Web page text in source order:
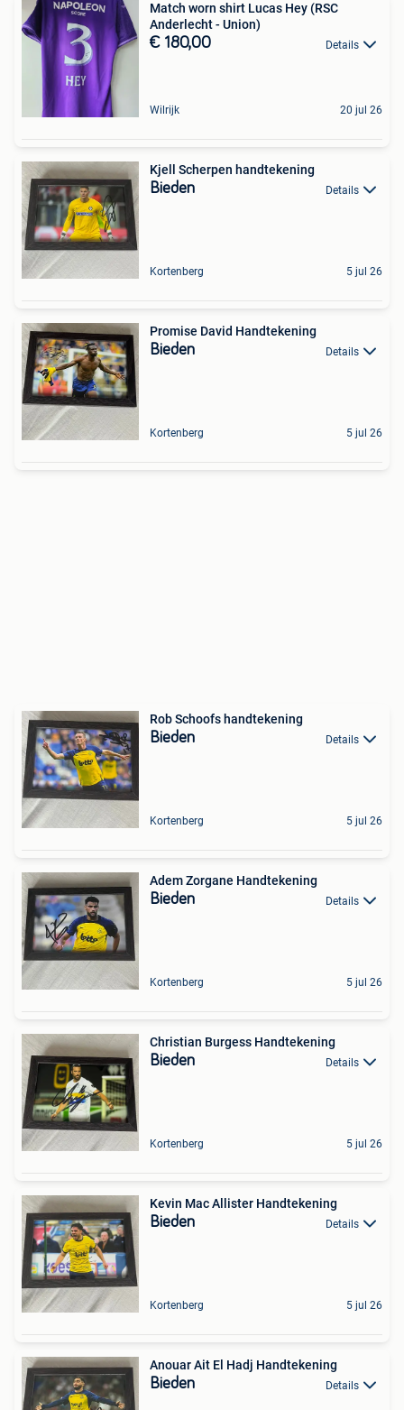
Match worn shirt Lucas Hey (RSC
Anderlecht - Union)
€ 180,00 Details
Wilrijk 20 jul 26
Kjell Scherpen handtekening
Bieden Details
Kortenberg 5 jul 26
Promise David Handtekening
Bieden Details
Kortenberg 5 jul 26
Rob Schoofs handtekening
Bieden Details
Kortenberg 5 jul 26
Adem Zorgane Handtekening
Bieden Details
Kortenberg 5 jul 26
Christian Burgess Handtekening
Bieden Details
Kortenberg 5 jul 26
Kevin Mac Allister Handtekening
Bieden Details
Kortenberg 5 jul 26
Anouar Ait El Hadj Handtekening
Bieden Details